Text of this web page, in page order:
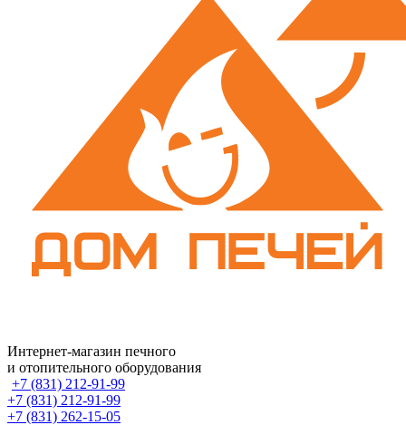
Интернет-магазин печного
и отопительного оборудования
+7 (831) 212-91-99
+7 (831) 212-91-99
+7 (831) 262-15-05